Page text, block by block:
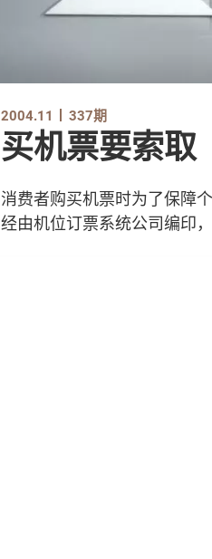
2004.11 337期
买机票要索取
消费者购买机票时为了保障
经由机位订票系统公司编印